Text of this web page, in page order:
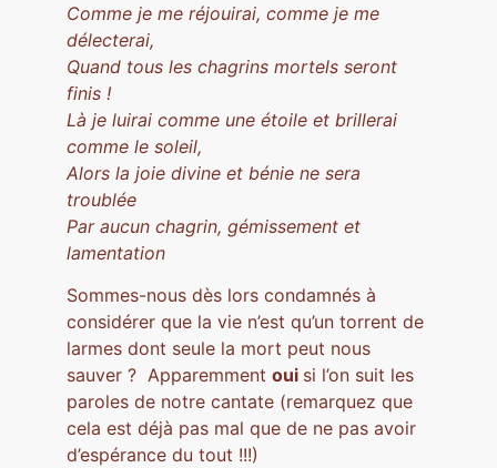
Comme je me réjouirai, comme je me
délecterai,
Quand tous les chagrins mortels seront
finis !
Là je luirai comme une étoile et brillerai
comme le soleil,
Alors la joie divine et bénie ne sera
troublée
Par aucun chagrin, gémissement et
lamentation
Sommes-nous dès lors condamnés à
considérer que la vie n’est qu’un torrent de
larmes dont seule la mort peut nous
sauver ? Apparemment oui si l’on suit les
paroles de notre cantate (remarquez que
cela est déjà pas mal que de ne pas avoir
d’espérance du tout !!!)